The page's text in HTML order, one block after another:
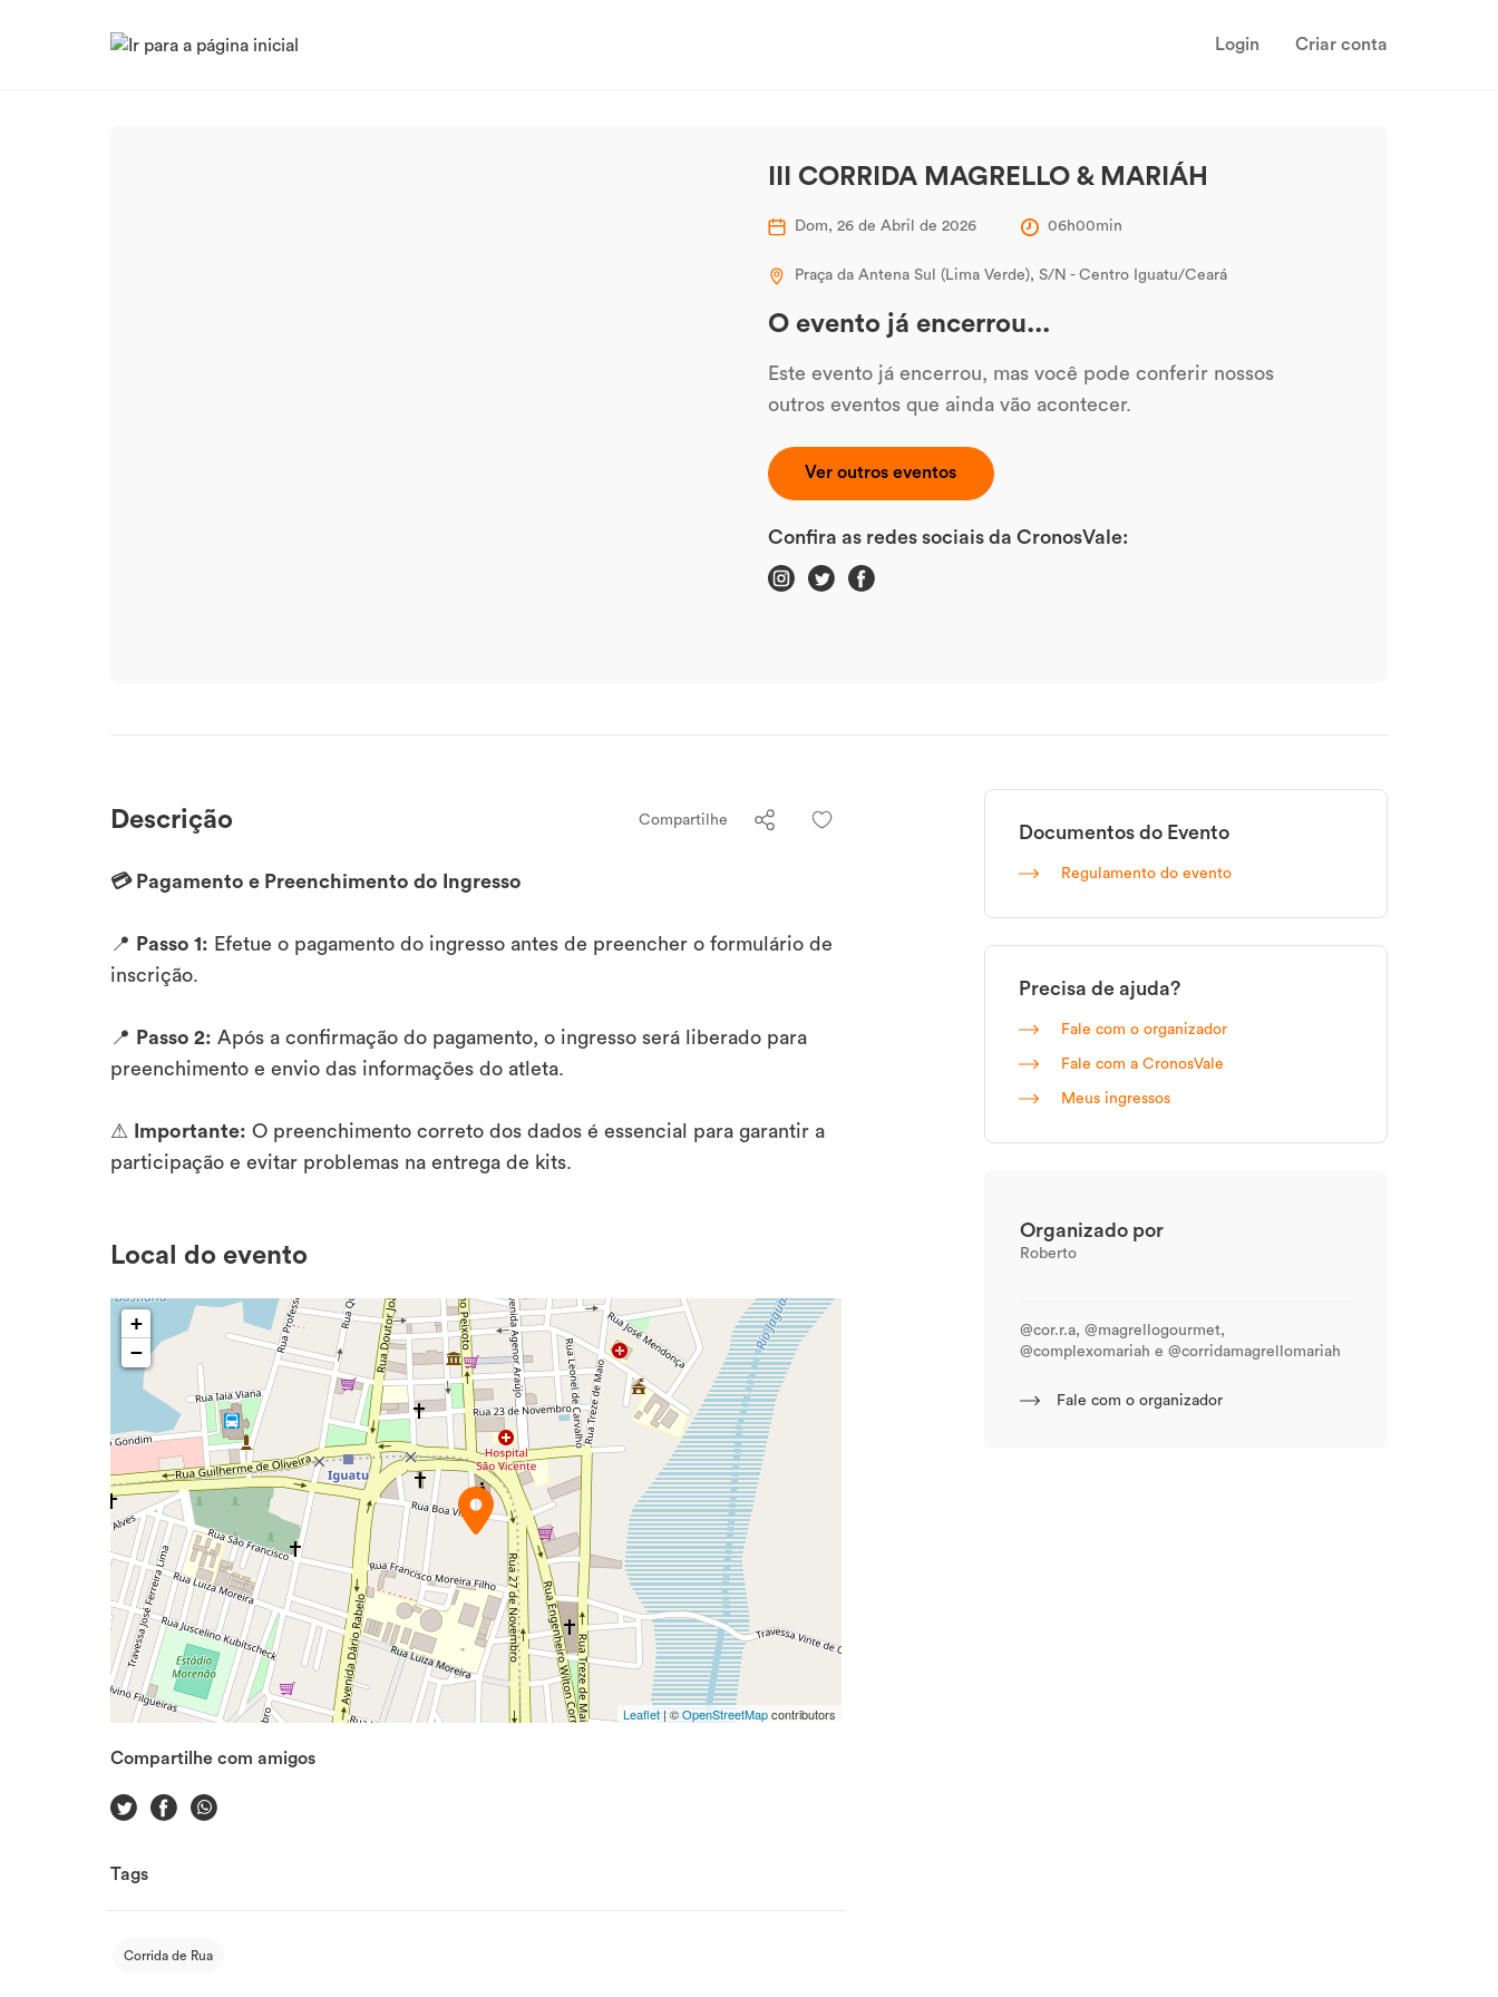
Login Criar conta
III CORRIDA MAGRELLO & MARIÁH
Dom, 26 de Abril de 2026 06h00min
Praça da Antena Sul (Lima Verde), S/N - Centro Iguatu/Ceará
O evento já encerrou...
Este evento já encerrou, mas você pode conferir nossos
outros eventos que ainda vão acontecer.
Ver outros eventos
Confira as redes sociais da CronosVale:
Descrição Compartilhe
💳 Pagamento e Preenchimento do Ingresso
📍 Passo 1: Efetue o pagamento do ingresso antes de preencher o formulário de
inscrição.
📍 Passo 2: Após a confirmação do pagamento, o ingresso será liberado para
preenchimento e envio das informações do atleta.
⚠ Importante: O preenchimento correto dos dados é essencial para garantir a
participação e evitar problemas na entrega de kits.
Local do evento
+
−
Leaflet | ©OpenStreetMapcontributors
Compartilhe com amigos
Tags
Corrida de Rua
Documentos do Evento
Regulamento do evento
Precisa de ajuda?
Fale com o organizador
Fale com a CronosVale
Meus ingressos
Organizado por
Roberto
@cor.r.a, @magrellogourmet,
@complexomariah e @corridamagrellomariah
Fale com o organizador